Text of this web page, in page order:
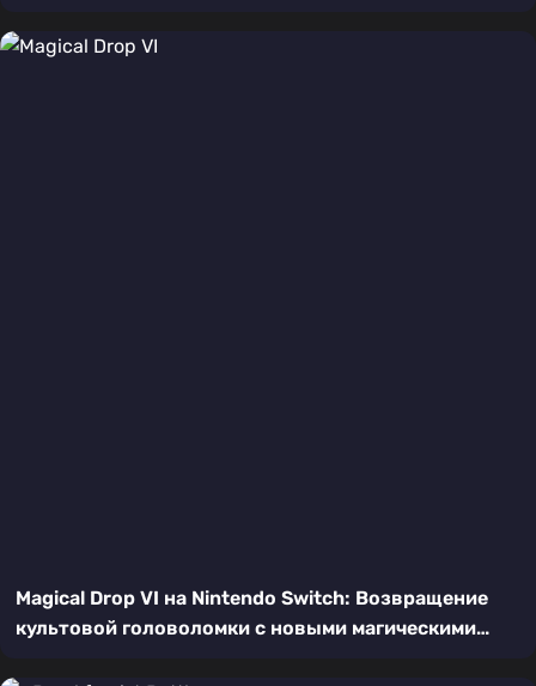
Magical Drop VI на Nintendo Switch: Возвращение
культовой головоломки с новыми магическими